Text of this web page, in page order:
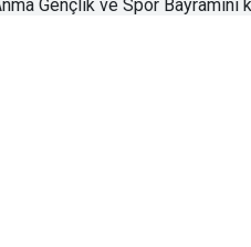
Gençlik ve Spor Bayramını